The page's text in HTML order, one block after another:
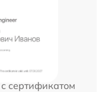
сертификатом